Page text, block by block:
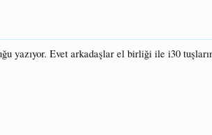
yazıyor. Evet arkadaşlar el birliği ile i30